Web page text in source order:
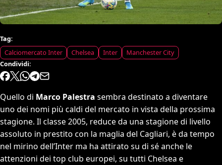
Tag:
Calciomercato Inter
Chelsea Inter
Manchester City
Condividi:
Quello di Marco Palestra sembra destinato a diventare
uno dei nomi più caldi del mercato in vista della prossima
stagione. Il classe 2005, reduce da una stagione di livello
assoluto in prestito con la maglia del Cagliari, è da tempo
nel mirino dell’Inter ma ha attirato su di sé anche le
attenzioni dei top club europei, su tutti Chelsea e